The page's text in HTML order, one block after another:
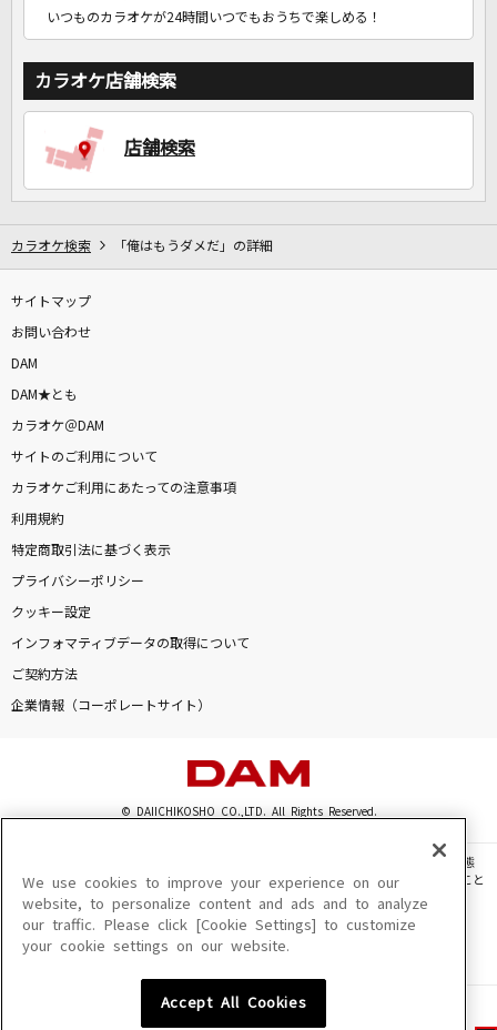
いつものカラオケが24時間いつでもおうちで楽しめる！
カラオケ店舗検索
店舗検索
カラオケ検索 「俺はもうダメだ」の詳細
サイトマップ
お問い合わせ
DAM
DAM★とも
カラオケ＠DAM
サイトのご利用について
カラオケご利用にあたっての注意事項
利用規約
特定商取引法に基づく表示
プライバシーポリシー
クッキー設定
インフォマティブデータの取得について
ご契約方法
企業情報（コーポレートサイト）
© DAIICHIKOSHO CO.,LTD. All Rights Reserved.
このサイトに掲載されている一切の文章・画像・写真・動画・音声等を、手段や形態
を問わず、著作権法の定める範囲を超えて無断で複製、転載、ファイル化などすること
を禁じます。
楽曲及びコンテンツは、機種によりご利用いただけない場合があります。
楽曲及びコンテンツの配信日、配信内容が変更になる場合があります。
We use cookies to improve your experience on our
website, to personalize content and ads and to analyze
our traffic. Please click [Cookie Settings] to customize
your cookie settings on our website.
Accept All Cookies